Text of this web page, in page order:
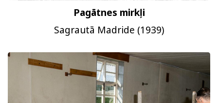
Pagātnes mirkļi
Sagrautā Madride (1939)